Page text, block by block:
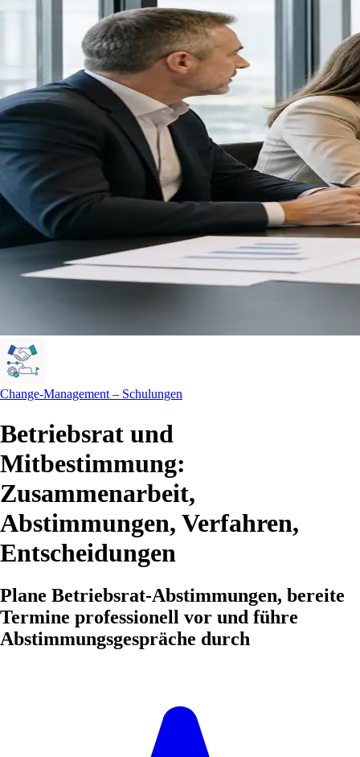
Change-Management – Schulungen
Betriebsrat und
Mitbestimmung:
Zusammenarbeit,
Abstimmungen, Verfahren,
Entscheidungen
Plane Betriebsrat-Abstimmungen, bereite
Termine professionell vor und führe
Abstimmungsgespräche durch